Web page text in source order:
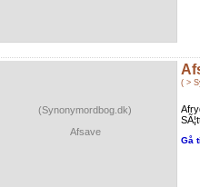
(Synonymordbog.dk)
Afsave
( >
Gå